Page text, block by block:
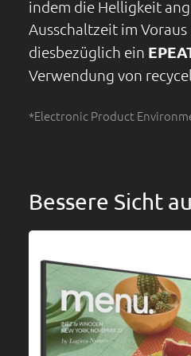
indem die Helligkeit
Ausschaltzeit im
diesbezüglich ein
Verwendung von
*Electronic Product
Bessere Sicht